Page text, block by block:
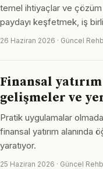
temel ihtiyaçlar ve
paydayı keşfetmek, iş
26 Haziran 2026 · Güncel
Finansal
gelişmeler ve
Pratik uygulamalar
finansal yatırım
yaratıyor.
25 Haziran 2026 · Güncel